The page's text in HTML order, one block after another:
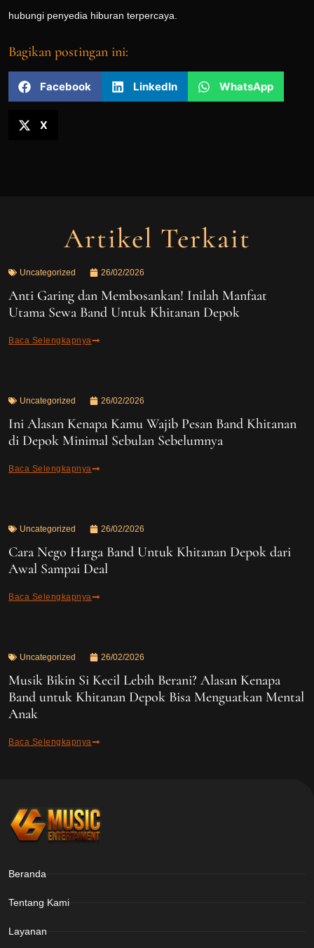
hubungi penyedia hiburan terpercaya.
Bagikan postingan ini:
Facebook LinkedIn WhatsApp
X
Artikel Terkait
Uncategorized 26/02/2026
Anti Garing dan Membosankan! Inilah Manfaat
Utama Sewa Band Untuk Khitanan Depok
Baca Selengkapnya
Uncategorized 26/02/2026
Ini Alasan Kenapa Kamu Wajib Pesan Band Khitanan
di Depok Minimal Sebulan Sebelumnya
Baca Selengkapnya
Uncategorized 26/02/2026
Cara Nego Harga Band Untuk Khitanan Depok dari
Awal Sampai Deal
Baca Selengkapnya
Uncategorized 26/02/2026
Musik Bikin Si Kecil Lebih Berani? Alasan Kenapa
Band untuk Khitanan Depok Bisa Menguatkan Mental
Anak
Baca Selengkapnya
Beranda
Tentang Kami
Layanan